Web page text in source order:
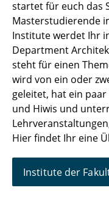
startet für euch das
Masterstudierende
Institute werdet Ihr
Department
steht für einen
wird von ein oder
geleitet, hat ein
und Hiwis und
Hier findet Ihr eine
Institute der